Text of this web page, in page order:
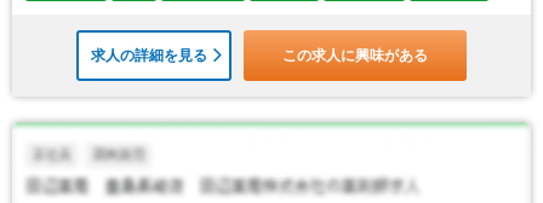
求人の詳細を見る この求人に興味がある